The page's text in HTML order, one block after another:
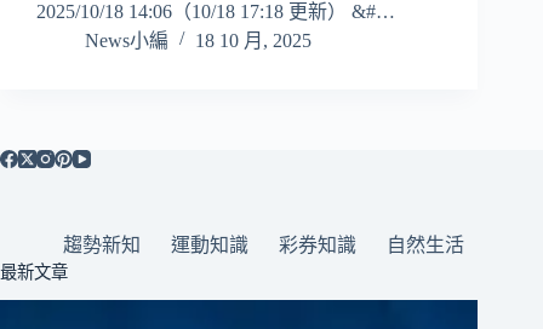
2025/10/18 14:06（10/18 17:18 更新） &#…
News小編
18 10 月, 2025
趨勢新知 運動知識 彩券知識 自然生活
最新文章